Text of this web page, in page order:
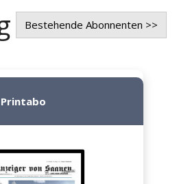
Bestehende Abonnenten >>
Printabo